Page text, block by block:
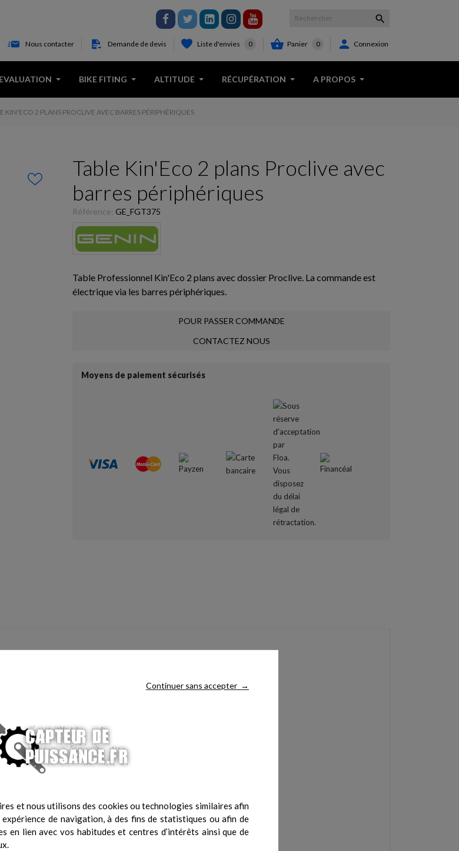
Continuer sans accepter →
et nous utilisons des cookies ou technologies similaires afin
de navigation, à des fins de statistiques ou afin de
en lien avec vos habitudes et centres d’intérêts ainsi que de

Nous contacter Demande de devis Liste d'envies 0  Panier 0  Connexion
EVALUATION BIKE FITING ALTITUDE RÉCUPÉRATION A PROPOS
KIN'ECO 2 PLANS PROCLIVE AVEC BARRES PÉRIPHÉRIQUES
Table Kin'Eco 2 plans Proclive avec
barres périphériques
Référence: GE_FGT375
Table Professionnel Kin'Eco 2 plans avec dossier Proclive. La commande est
électrique via les barres périphériques.
POUR PASSER COMMANDE
CONTACTEZ NOUS
Moyens de paiement sécurisés